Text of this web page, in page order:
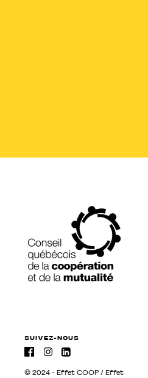
suivez-nous
© 2024 - Effet COOP / Effet